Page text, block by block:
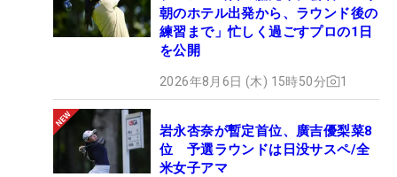
朝のホテル出発から、ラウンド後の
練習まで」忙しく過ごすプロの1日
を公開
2026年8月6日 (木) 15時50分 1
岩永杏奈が暫定首位、廣吉優梨菜8
位 予選ラウンドは日没サスペ/全
米女子アマ